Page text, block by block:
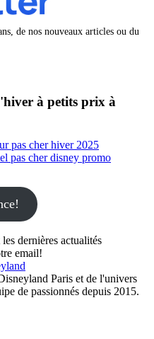
de nos nouveaux articles ou du
à petits prix à
dernières actualités
email!
Paris et de l'univers
de passionnés depuis 2015.